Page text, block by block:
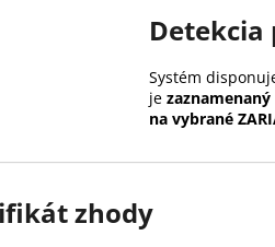
Detekcia
Systém
je
na vybrané
zhody